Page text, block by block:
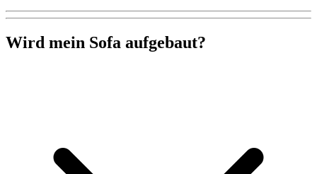
Wird mein Sofa aufgebaut?